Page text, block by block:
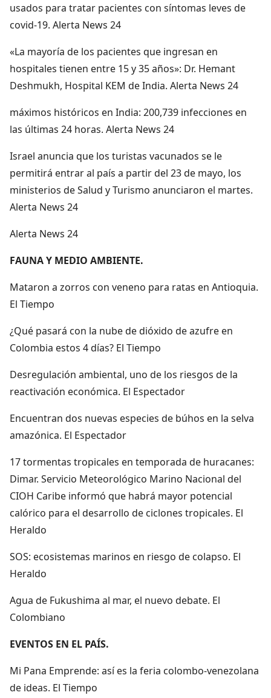
usados para tratar pacientes con síntomas leves de
covid-19. Alerta News 24
«La mayoría de los pacientes que ingresan en
hospitales tienen entre 15 y 35 años»: Dr. Hemant
Deshmukh, Hospital KEM de India. Alerta News 24
máximos históricos en India: 200,739 infecciones en
las últimas 24 horas. Alerta News 24
Israel anuncia que los turistas vacunados se le
permitirá entrar al país a partir del 23 de mayo, los
ministerios de Salud y Turismo anunciaron el martes.
Alerta News 24
Alerta News 24
FAUNA Y MEDIO AMBIENTE.
Mataron a zorros con veneno para ratas en Antioquia.
El Tiempo
¿Qué pasará con la nube de dióxido de azufre en
Colombia estos 4 días? El Tiempo
Desregulación ambiental, uno de los riesgos de la
reactivación económica. El Espectador
Encuentran dos nuevas especies de búhos en la selva
amazónica. El Espectador
17 tormentas tropicales en temporada de huracanes:
Dimar. Servicio Meteorológico Marino Nacional del
CIOH Caribe informó que habrá mayor potencial
calórico para el desarrollo de ciclones tropicales. El
Heraldo
SOS: ecosistemas marinos en riesgo de colapso. El
Heraldo
Agua de Fukushima al mar, el nuevo debate. El
Colombiano
EVENTOS EN EL PAÍS.
Mi Pana Emprende: así es la feria colombo-venezolana
de ideas. El Tiempo